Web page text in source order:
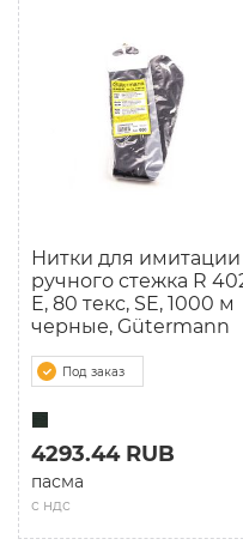
Нитки для имитации
ручного стежка R
E, 80 текс, SE, 1000 м
черные, Gütermann
Под заказ
с ндс
4293.44 RUB
пасма